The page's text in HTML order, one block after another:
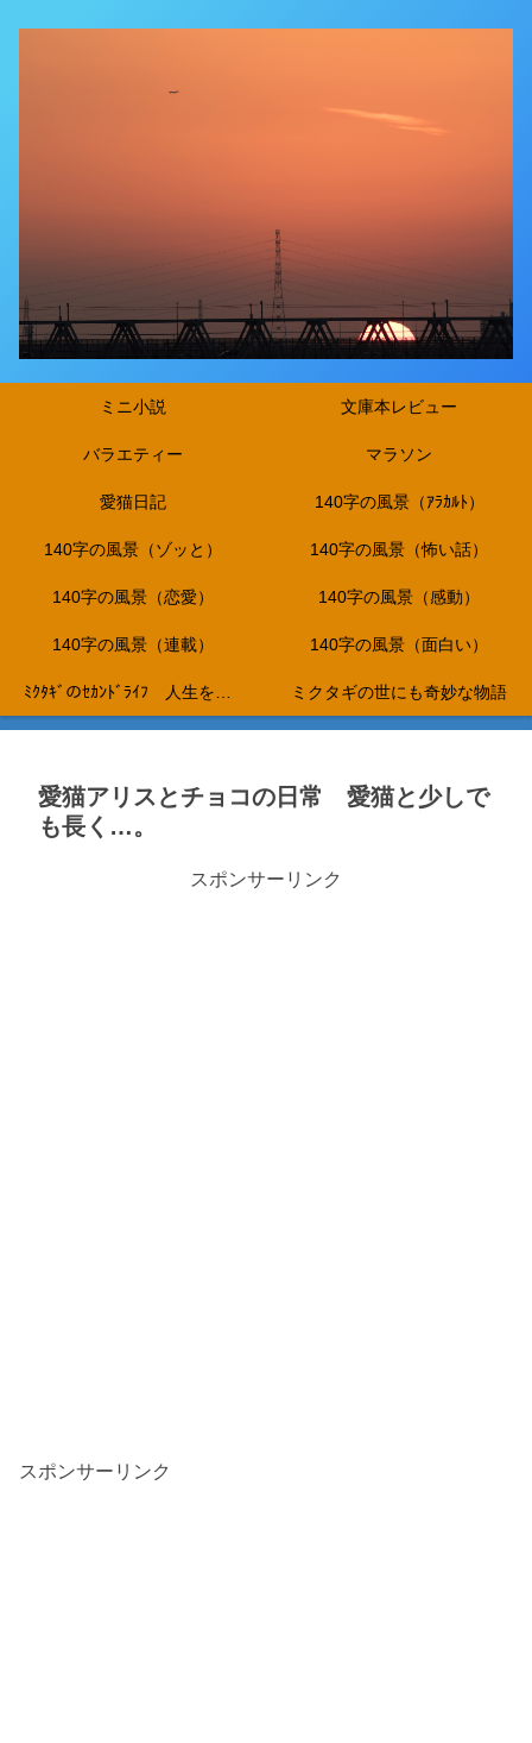
ミニ小説 文庫本レビュー
バラエティー マラソン
愛猫日記 140字の風景（ｱﾗｶﾙﾄ）
140字の風景（ゾッと） 140字の風景（怖い話）
140字の風景（恋愛） 140字の風景（感動）
140字の風景（連載） 140字の風景（面白い）
ミクタギの世にも奇妙な物語
愛猫アリスとチョコの日常 愛猫と少しで
も長く…。
スポンサーリンク
スポンサーリンク